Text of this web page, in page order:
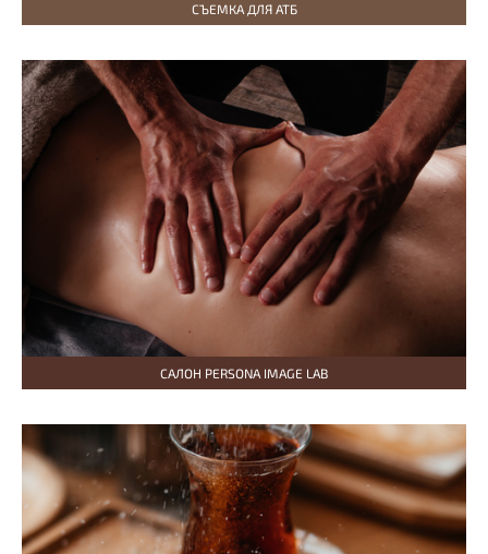
СЪЕМКА ДЛЯ АТБ
САЛОН PERSONA IMAGE LAB